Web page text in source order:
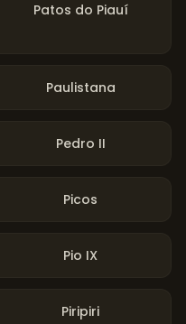
Patos do Piauí
Paulistana
Pedro II
Picos
Pio IX
Piripiri